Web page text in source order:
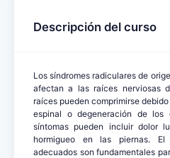
Descripción del curso
Los síndromes radiculares de
afectan a las raíces nerviosas
raíces pueden comprimirse
espinal o degeneración de los
síntomas pueden incluir dolor
hormigueo en las piernas.
adecuados son fundamentales